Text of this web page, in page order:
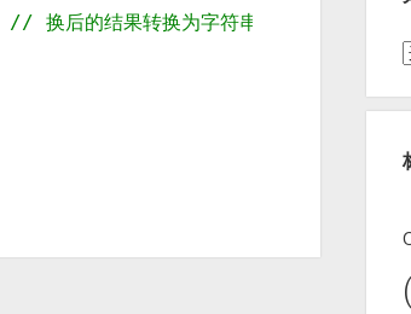
// 换后的结果转换为字符串